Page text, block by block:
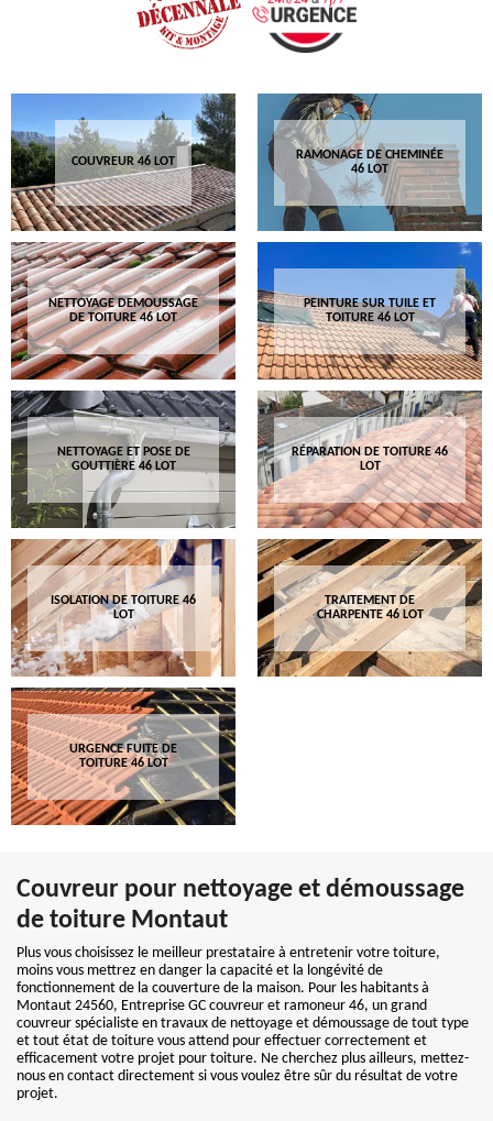
COUVREUR 46 LOT
RAMONAGE DE CHEMINÉE
46 LOT
NETTOYAGE DEMOUSSAGE
DE TOITURE 46 LOT
PEINTURE SUR TUILE ET
TOITURE 46 LOT
NETTOYAGE ET POSE DE
GOUTTIÈRE 46 LOT
RÉPARATION DE TOITURE 46
LOT
ISOLATION DE TOITURE 46
LOT
TRAITEMENT DE
CHARPENTE 46 LOT
URGENCE FUITE DE
TOITURE 46 LOT
Couvreur pour nettoyage et démoussage
de toiture Montaut
Plus vous choisissez le meilleur prestataire à entretenir votre toiture,
moins vous mettrez en danger la capacité et la longévité de
fonctionnement de la couverture de la maison. Pour les habitants à
Montaut 24560, Entreprise GC couvreur et ramoneur 46, un grand
couvreur spécialiste en travaux de nettoyage et démoussage de tout type
et tout état de toiture vous attend pour effectuer correctement et
efficacement votre projet pour toiture. Ne cherchez plus ailleurs, mettez-
nous en contact directement si vous voulez être sûr du résultat de votre
projet.